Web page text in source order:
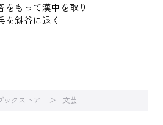
もって漢中を取り
に退く
ックストア 文芸